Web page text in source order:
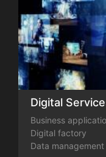
Digital
Business
Digital factory
Data